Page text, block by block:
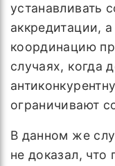
устанавливать
аккредитации,
координацию
случаях, когда
ограничивают
В данном же
не доказал, что